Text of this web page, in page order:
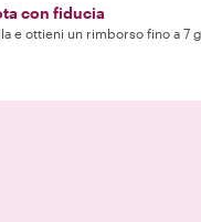
con fiducia
e ottieni un rimborso fino a 7